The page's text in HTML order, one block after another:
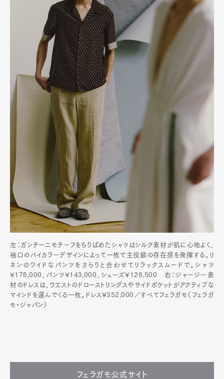
左：ガンチーニモチーフをちりばめたシャツはシルク素材が肌に心地よく、
袖口のバイカラーデザインによって一枚で主役級の存在感を発揮する。リ
ネンのワイドなパンツをさらりと合わせてリラックスムードで。シャツ
¥176,000、パンツ¥143,000、シューズ¥126,500 右：ジャージー素
材のドレスは、ウエストのドローストリングスやサイドポケットがアクティブな
マインドを運んでくる一枚。ドレス¥352,000／すべてフェラガモ（フェラガ
モ・ジャパン）
フェラガモ公式サイト